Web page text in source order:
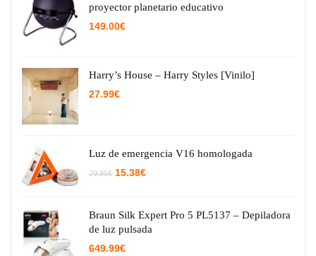
proyector planetario educativo
149.00€
Harry’s House – Harry Styles [Vinilo]
27.99€
Luz de emergencia V16 homologada
29.95€ El
29.95€.
15.38€El
15.38€.
Braun Silk Expert Pro 5 PL5137 – Depiladora
de luz pulsada
649.99€